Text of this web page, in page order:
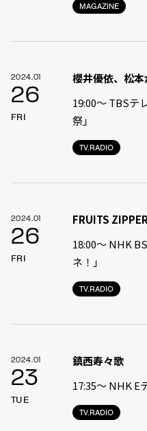
MAGAZINE
2024.01
26
FRI
TV.RADIO
櫻井優依、松本
19:00〜 TBSテ
祭」
2024.01
26
FRI
TV.RADIO
FRUITS ZIPPER
18:00〜 NHK
ネ！」
2024.01
23
TUE
TV.RADIO
鎮西寿々歌
17:35〜 NHK E